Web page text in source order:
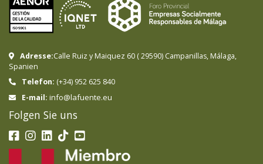
Adresse:Calle Ruiz y Maiquez 60 (29590) Campanillas, Málaga,
Spanien
Telefon: (+34) 952 625 840
E-mail: info@lafuente.eu
Folgen Sie uns